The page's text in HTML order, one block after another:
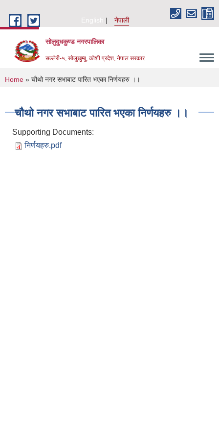
English
नेपाली
सोलुदुधकुण्ड नगरपालिका
सल्लेरी-५, सोलुखुम्बु, कोशी प्रदेश, नेपाल सरकार
You are here
Home » चौथो नगर सभाबाट पारित भएका निर्णयहरु ।।
चौथो नगर सभाबाट पारित भएका निर्णयहरु ।।
Supporting Documents:
निर्णयहरु.pdf